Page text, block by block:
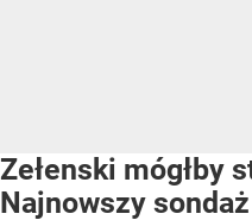
Zełenski mógłby
Najnowszy